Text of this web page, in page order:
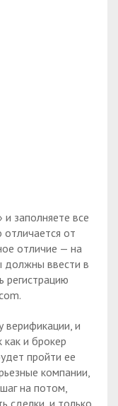
заполняете все
отличается от
отличие — на
должны ввести в
регистрацию
верификации, и
как и брокер
пройти ее
компании,
на потом,